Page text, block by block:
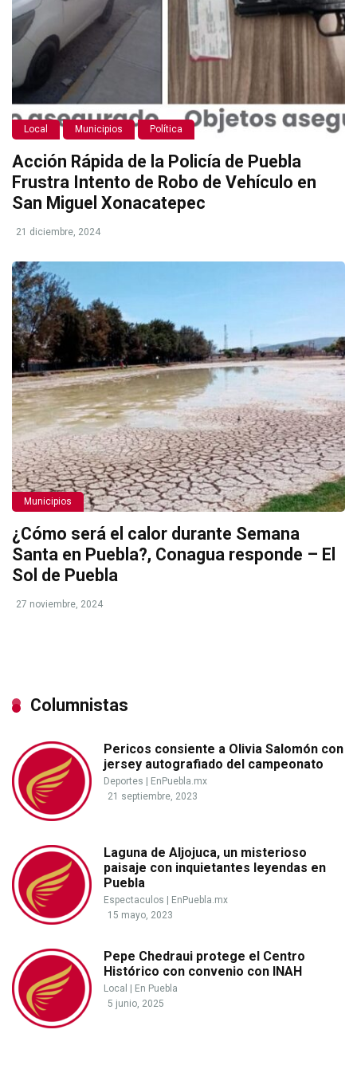
Local Municipios Política
Acción Rápida de la Policía de Puebla
Frustra Intento de Robo de Vehículo en
San Miguel Xonacatepec
21 diciembre, 2024
Municipios
¿Cómo será el calor durante Semana
Santa en Puebla?, Conagua responde – El
Sol de Puebla
27 noviembre, 2024
Columnistas
Pericos consiente a Olivia Salomón con
jersey autografiado del campeonato
Deportes
EnPuebla.mx
21 septiembre, 2023
Laguna de Aljojuca, un misterioso
paisaje con inquietantes leyendas en
Puebla
Espectaculos
EnPuebla.mx
15 mayo, 2023
Pepe Chedraui protege el Centro
Histórico con convenio con INAH
Local
En Puebla
5 junio, 2025